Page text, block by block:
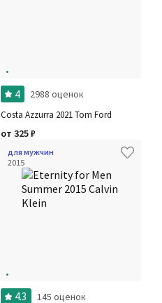
4 2988 оценок
Costa Azzurra 2021 Tom Ford
от 325₽
для мужчин
2015
4.3 145 оценок